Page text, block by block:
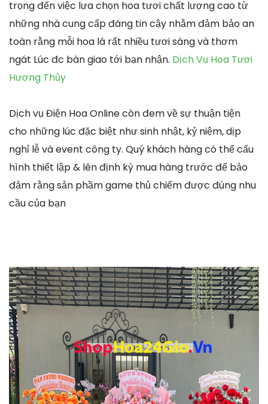
trọng đến việc lựa chọn hoa tươi chất lượng cao từ
những nhà cung cấp đáng tin cậy nhằm đảm bảo an
toàn rằng mỗi hoa lá rất nhiều tươi sáng và thơm
ngát Lúc đc bàn giao tới bạn nhận. Dịch Vụ Hoa Tươi
Hương Thủy
Dịch vụ Điện Hoa Online còn đem về sự thuận tiện
cho những lúc đặc biệt như sinh nhật, kỷ niệm, dịp
nghỉ lễ và event công ty. Quý khách hàng có thể cấu
hình thiết lập & lên định kỳ mua hàng trước để bảo
đảm rằng sản phầm game thủ chiếm được đúng nhu
cầu của bạn